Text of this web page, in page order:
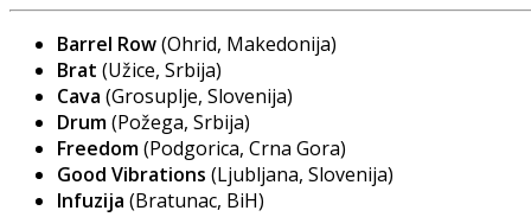
Barrel Row(Ohrid, Makedonija)
Brat (Užice, Srbija)
Cava (Grosuplje, Slovenija)
Drum(Požega, Srbija)
Freedom(Podgorica, Crna Gora)
Good Vibrations (Ljubljana, Slovenija)
Infuzija (Bratunac, BiH)